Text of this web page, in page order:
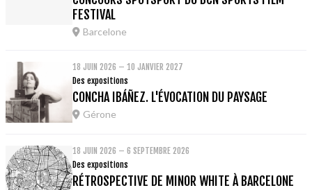
FESTIVAL
Barcelone
18 JUIN 2026 – 10 JANVIER 2027
Des expositions
CONCHA IBÁÑEZ. L'ÉVOCATION DU PAYSAGE
Gérone
18 JUIN 2026 – 6 SEPTEMBRE 2026
Des expositions
RÉTROSPECTIVE DE MINOR WHITE À BARCELONE